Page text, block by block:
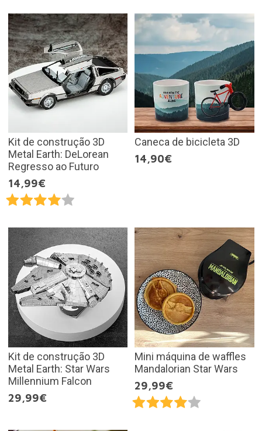
Kit de construção 3D
Metal Earth: DeLorean
Regresso ao Futuro
14,99€
Caneca de bicicleta 3D
14,90€
Kit de construção 3D
Metal Earth: Star Wars
Millennium Falcon
29,99€
Mini máquina de waffles
Mandalorian Star Wars
29,99€